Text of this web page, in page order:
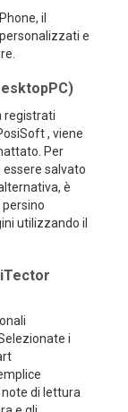
il
e
registrati
, viene
Per
salvato
è
utilizzando il
i
di lettura